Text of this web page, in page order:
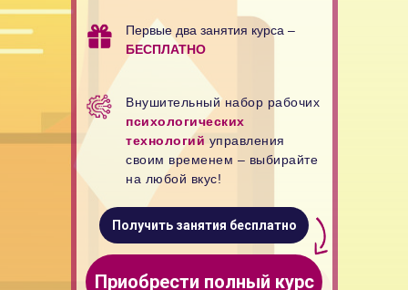
Внушительный набор рабочих
психологических
технологий управления
своим временем – выбирайте
на любой вкус!
Приобрести полный курс
Получить занятия бесплатно
Первые два занятия курса –
БЕСПЛАТНО